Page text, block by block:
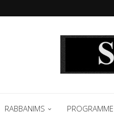
RABBANIMS PROGRAMME